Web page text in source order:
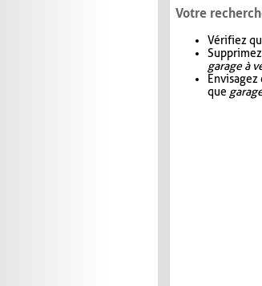
Votre
Vérifiez
garage à
que